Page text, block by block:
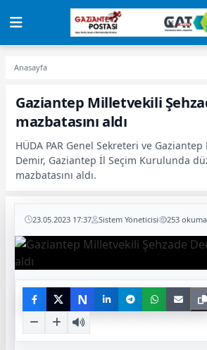
Anasayfa
Gaziantep Milletvekili
mazbatasını aldı
HÜDA PAR Genel Sekreteri ve
Demir, Gaziantep İl Seçim Kurulunda
mazbatasını aldı.
23.05.2023 17:37 Sistem Yöneticisi 253 okuma
N